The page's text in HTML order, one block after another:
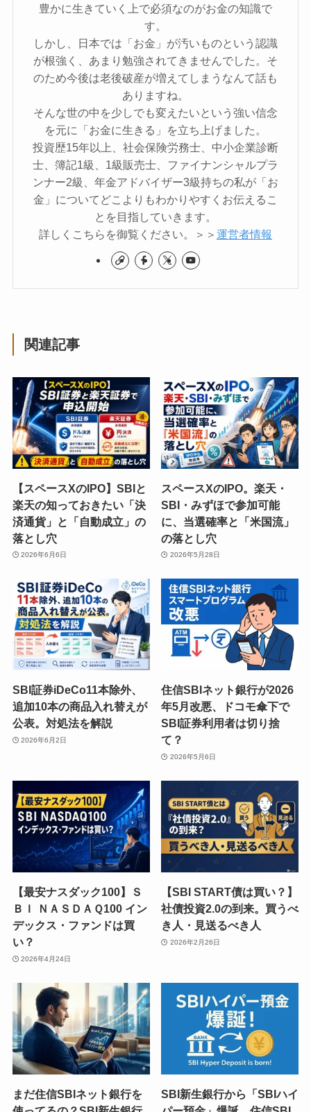
豊かに生きていく上で必須なのがお金の知識で
す。
しかし、日本では「お金」が汚いものという認識
が根強く、あまり勉強されてきませんでした。そ
のため今後は老後破産が増えてしまうなんて話も
ありますね。
そんな世の中を少しでも変えたいという強い信念
を元に「お金に生きる」を立ち上げました。
投資歴15年以上、社会保険労務士、中小企業診断
士、簿記1級、1級販売士、ファイナンシャルプラ
ンナー2級、年金アドバイザー3級持ちの私が「お
金」についてどこよりもわかりやすくお伝えるこ
とを目指していきます。
詳しくこちらを御覧ください。＞＞ 運営者情報
関連記事
【スペースXのIPO】SBIと
楽天の知っておきたい「決
済通貨」と「自動成立」の
落とし穴
2026年6月6日
スペースXのIPO。楽天・
SBI・みずほで参加可能
に、当選確率と「米国流」
の落とし穴
2026年5月28日
SBI証券iDeCo11本除外、
追加10本の商品入れ替えが
公表。対処法を解説
2026年6月2日
住信SBIネット銀行が2026
年5月改悪、ドコモ傘下で
SBI証券利用者は切り捨
て？
2026年5月6日
【最安ナスダック100】Ｓ
ＢＩ ＮＡＳＤＡＱ100 イン
デックス・ファンドは買
い？
2026年4月24日
【SBI START債は買い？】
社債投資2.0の到来。買うべ
き人・見送るべき人
2026年2月26日
まだ住信SBIネット銀行を
SBI新生銀行から「SBIハイ